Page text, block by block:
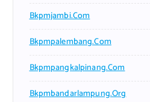
Bkpmjambi.com
Bkpmpalembang.com
Bkpmpangkalpinang.com
Bkpmbandarlampung.org